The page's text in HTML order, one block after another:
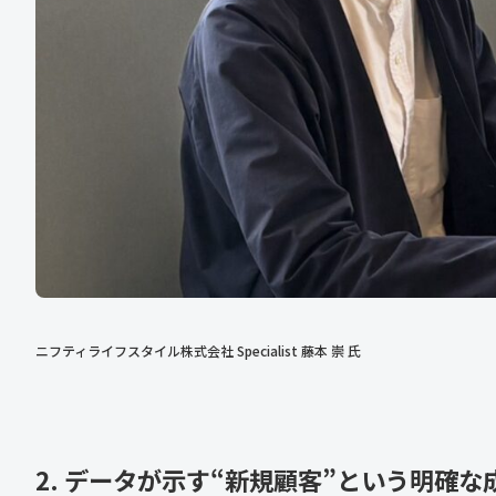
ニフティライフスタイル株式会社 Specialist 藤本 崇 氏
2. データが示す“新規顧客”という明確な